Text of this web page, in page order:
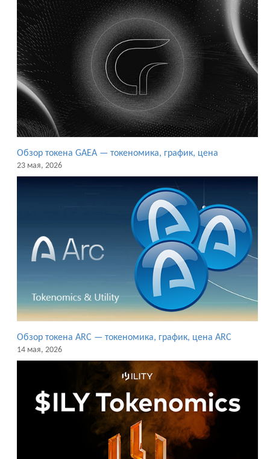
Обзор токена GAEA — токеномика, график, цена
23 мая, 2026
Обзор токена ARC — токеномика, график, цена ARC
14 мая, 2026